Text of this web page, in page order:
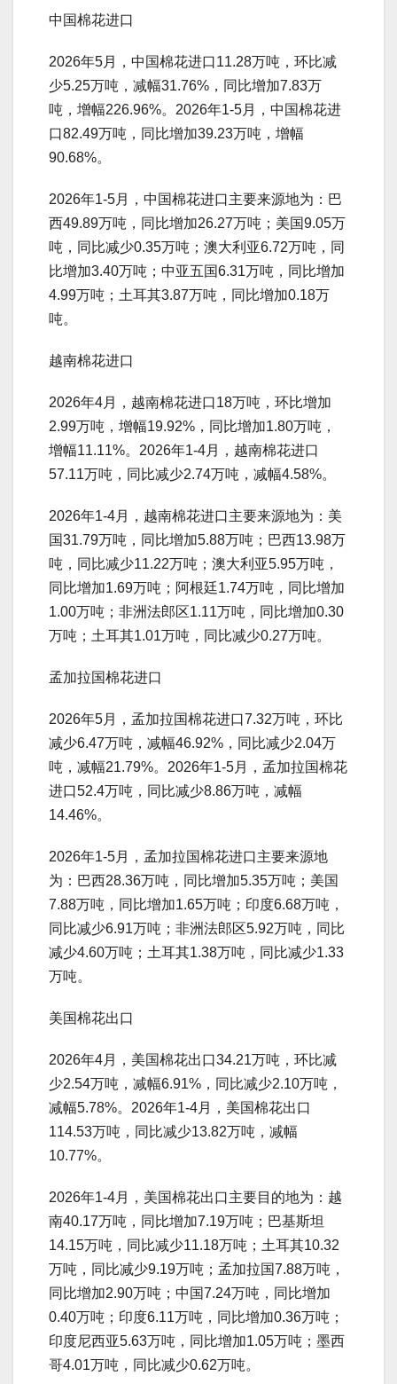
中国棉花进口
2026年5月，中国棉花进口11.28万吨，环比减
少5.25万吨，减幅31.76%，同比增加7.83万
吨，增幅226.96%。2026年1-5月，中国棉花进
口82.49万吨，同比增加39.23万吨，增幅
90.68%。
2026年1-5月，中国棉花进口主要来源地为：巴
西49.89万吨，同比增加26.27万吨；美国9.05万
吨，同比减少0.35万吨；澳大利亚6.72万吨，同
比增加3.40万吨；中亚五国6.31万吨，同比增加
4.99万吨；土耳其3.87万吨，同比增加0.18万
吨。
越南棉花进口
2026年4月，越南棉花进口18万吨，环比增加
2.99万吨，增幅19.92%，同比增加1.80万吨，
增幅11.11%。2026年1-4月，越南棉花进口
57.11万吨，同比减少2.74万吨，减幅4.58%。
2026年1-4月，越南棉花进口主要来源地为：美
国31.79万吨，同比增加5.88万吨；巴西13.98万
吨，同比减少11.22万吨；澳大利亚5.95万吨，
同比增加1.69万吨；阿根廷1.74万吨，同比增加
1.00万吨；非洲法郎区1.11万吨，同比增加0.30
万吨；土耳其1.01万吨，同比减少0.27万吨。
孟加拉国棉花进口
2026年5月，孟加拉国棉花进口7.32万吨，环比
减少6.47万吨，减幅46.92%，同比减少2.04万
吨，减幅21.79%。2026年1-5月，孟加拉国棉花
进口52.4万吨，同比减少8.86万吨，减幅
14.46%。
2026年1-5月，孟加拉国棉花进口主要来源地
为：巴西28.36万吨，同比增加5.35万吨；美国
7.88万吨，同比增加1.65万吨；印度6.68万吨，
同比减少6.91万吨；非洲法郎区5.92万吨，同比
减少4.60万吨；土耳其1.38万吨，同比减少1.33
万吨。
美国棉花出口
2026年4月，美国棉花出口34.21万吨，环比减
少2.54万吨，减幅6.91%，同比减少2.10万吨，
减幅5.78%。2026年1-4月，美国棉花出口
114.53万吨，同比减少13.82万吨，减幅
10.77%。
2026年1-4月，美国棉花出口主要目的地为：越
南40.17万吨，同比增加7.19万吨；巴基斯坦
14.15万吨，同比减少11.18万吨；土耳其10.32
万吨，同比减少9.19万吨；孟加拉国7.88万吨，
同比增加2.90万吨；中国7.24万吨，同比增加
0.40万吨；印度6.11万吨，同比增加0.36万吨；
印度尼西亚5.63万吨，同比增加1.05万吨；墨西
哥4.01万吨，同比减少0.62万吨。